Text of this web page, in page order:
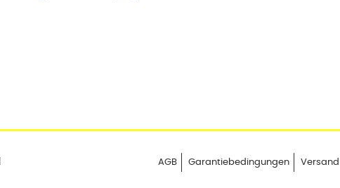
AGB Garantiebedingungen Versand